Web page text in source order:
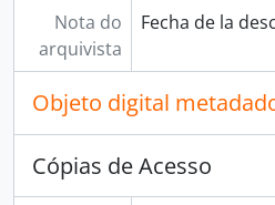
Nota do
arquivista
Fecha de la
Objeto digital
Cópias de Acesso